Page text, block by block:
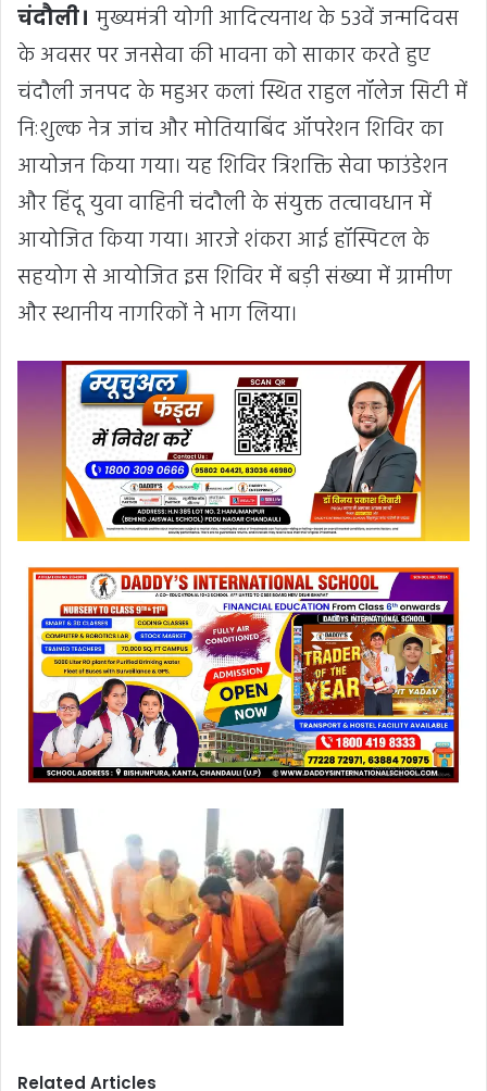
चंदौली। मुख्यमंत्री योगी आदित्यनाथ के 53वें जन्मदिवस
के अवसर पर जनसेवा की भावना को साकार करते हुए
चंदौली जनपद के महुअर कलां स्थित राहुल नॉलेज सिटी में
निःशुल्क नेत्र जांच और मोतियाबिंद ऑपरेशन शिविर का
आयोजन किया गया। यह शिविर त्रिशक्ति सेवा फाउंडेशन
और हिंदू युवा वाहिनी चंदौली के संयुक्त तत्वावधान में
आयोजित किया गया। आरजे शंकरा आई हॉस्पिटल के
सहयोग से आयोजित इस शिविर में बड़ी संख्या में ग्रामीण
और स्थानीय नागरिकों ने भाग लिया।
Related Articles